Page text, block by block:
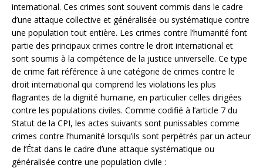
international. Ces crimes sont souvent commis dans le cadre
d’une attaque collective et généralisée ou systématique contre
une population tout entière. Les crimes contre l’humanité font
partie des principaux crimes contre le droit international et
sont soumis à la compétence de la justice universelle. Ce type
de crime fait référence à une catégorie de crimes contre le
droit international qui comprend les violations les plus
flagrantes de la dignité humaine, en particulier celles dirigées
contre les populations civiles. Comme codifié à l’article 7 du
Statut de la CPI, les actes suivants sont punissables comme
crimes contre l’humanité lorsqu’ils sont perpétrés par un acteur
de l’État dans le cadre d’une attaque systématique ou
généralisée contre une population civile :